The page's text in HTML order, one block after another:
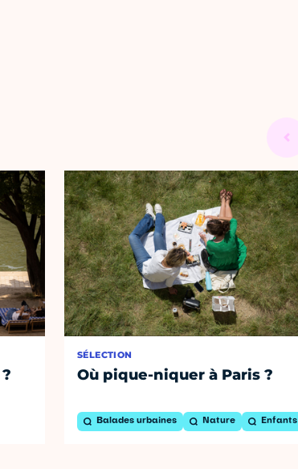
SÉLECTION
Où pique-niquer à Paris ?
Balades urbaines Nature Enfants